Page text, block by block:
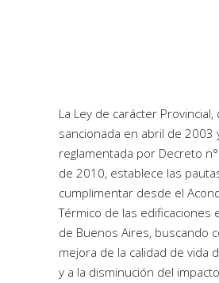
La Ley de carácter
sancionada en abril de 2003
reglamentada por Decreto
de 2010, establece las
cumplimentar desde el
Térmico de las edificaciones
de Buenos Aires, buscando
mejora de la calidad de vida
y a la disminución del